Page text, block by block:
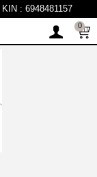
KIN : 6948481157
0